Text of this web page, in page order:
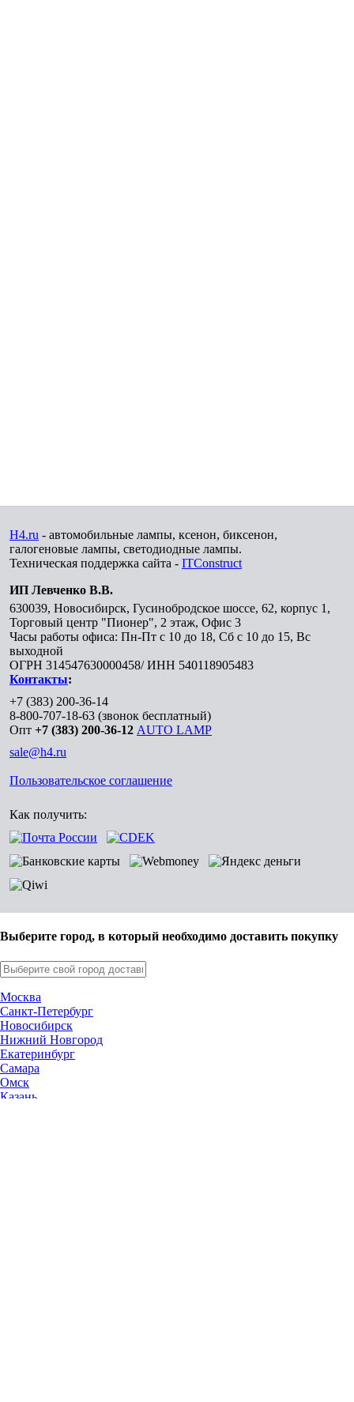
H4.ru - автомобильные лампы, ксенон, биксенон,
галогеновые лампы, светодиодные лампы.
Техническая поддержка сайта - ITConstruct
ИП Левченко В.В.
630039, Новосибирск, Гусинобродское шоссе, 62, корпус 1,
Торговый центр "Пионер", 2 этаж, Офис 3
Часы работы офиса: Пн-Пт с 10 до 18, Сб с 10 до 15, Вс
выходной
ОГРН 314547630000458/ ИНН 540118905483
Контакты:
+7 (383) 200-36-14
8-800-707-18-63 (звонок бесплатный)
Опт +7 (383) 200-36-12 AUTO LAMP
sale@h4.ru
Пользовательское соглашение
Как получить:
Выберите город, в который необходимо доставить покупку
Москва
Санкт-Петербург
Новосибирск
Нижний Новгород
Екатеринбург
Самара
Омск
Казань